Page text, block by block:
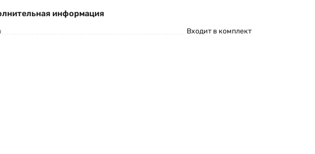
информация
Входит в комплект